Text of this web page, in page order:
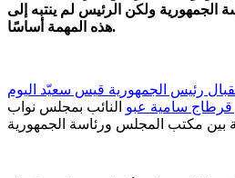
الجمهورية ولكن الرئيس لم ينتبه إلى
هذه المهمة أساسًا.
رئيس الجمهورية قيس سعيّد اليوم
النائب بمجلس نواب